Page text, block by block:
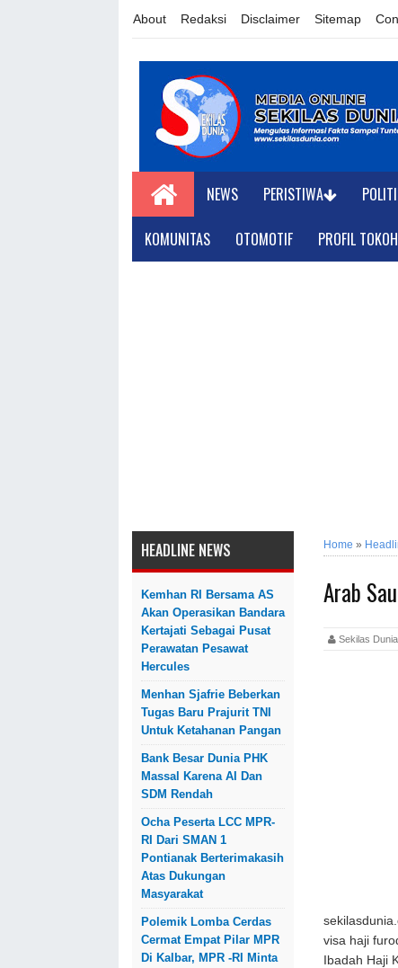
About Redaksi Disclaimer Sitemap
NEWS PERISTIWA
KOMUNITAS OTOMOTIF PROFIL TOKOH
HEADLINE NEWS
Kemhan RI Bersama AS
Akan Operasikan Bandara
Kertajati Sebagai Pusat
Perawatan Pesawat
Hercules
Menhan Sjafrie Beberkan
Tugas Baru Prajurit TNI
Untuk Ketahanan Pangan
Bank Besar Dunia PHK
Massal Karena AI Dan
SDM Rendah
Ocha Peserta LCC MPR-
RI Dari SMAN 1
Pontianak Berterimakasih
Atas Dukungan
Masyarakat
Polemik Lomba Cerdas
Cermat Empat Pilar MPR
Di Kalbar, MPR -RI Minta
Home »
Arab
Sekilas
visa haji
Ibadah Haji